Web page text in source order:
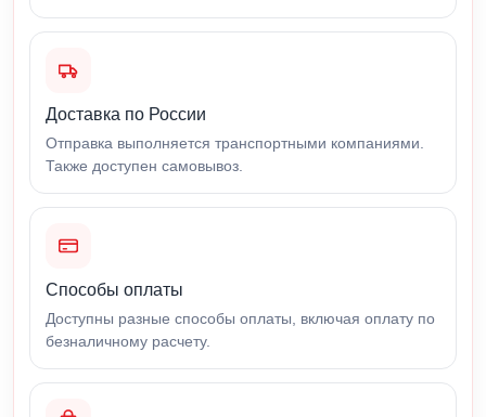
Доставка по России
Отправка выполняется транспортными компаниями.
Также доступен самовывоз.
Способы оплаты
Доступны разные способы оплаты, включая оплату по
безналичному расчету.